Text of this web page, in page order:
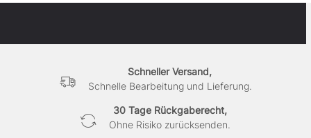
Schneller Versand,
Schnelle Bearbeitung und Lieferung.
30 Tage Rückgaberecht,
Ohne Risiko zurücksenden.